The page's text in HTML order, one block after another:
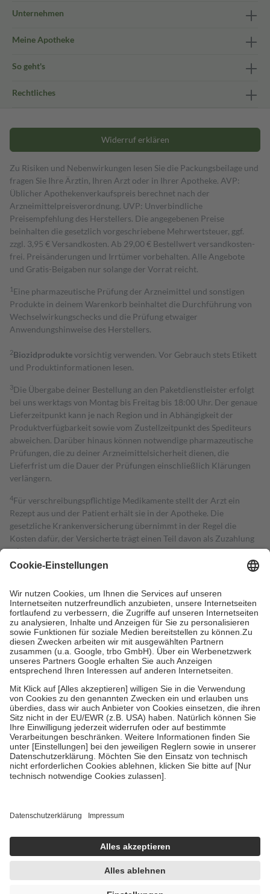
Unternehmen
Meine Apotheke
So geht's
Rechtliches
Widerruf erklären
Zu Risiken und Nebenwirkungen lesen Sie die Packungsbeilage und
fragen Sie Ihre Ärztin, Ihren Arzt oder in Ihrer Apotheke. AVP:
Üblicher Apothekenverkaufspreis berechnet nach der
Arzneimittelpreisverordnung. UVP: Unverbindliche
Preisempfehlung des Herstellers. Die angegebenen Preise
beinhalten die gesetzlich vorgeschriebene Mehrwertsteuer, ggf.
zzgl. 3,95 € Versandkosten. Ab 29,00 € Bestell­wert versand­kosten­
frei. Preisänderungen und Irrtümer vorbehalten. Alle Angebote
und Gratis-Beigaben nur solange der Vorrat reicht.
1 Eine pharmazeutische Prüfung der Arzneimittel und sonstigen
Produkte in deinem Warenkorb beinhaltet die Durchführung von
Wechselwirkungschecks und die Prüfung etwaiger
Anwendungshinweise des Herstellers.
2Biozidproduktevorsichtig verwenden. Vor Gebrauch stets Etikett
und Produktinformationen lesen.
3Die Übergabe deiner Bestellung an den Paketdienstleister erfolgt
bei uns werktags von Montag bis Freitag bis 18:00 Uhr. Der genaue
Lieferzeitpunkt kann je nach Region und in Abhängigkeit der
Produktverfügbarkeit sowie vom Zustellzeitpunkt des Spediteurs
abweichen. Darüber hinaus können notwendige pharmazeutische
Prüfungen, die zu deiner Arzneimittelsicherheit dienen, die
Lieferfrist um die Dauer der Prüfungen einschließlich Klärungen
verlängern.
4Für verschreibungspflichtige Medikamente stellt der Arzt ein
Rezept aus und der Patient erhält sie in der Apotheke. Die
gesetzliche Krankenversicherung übernimmt in der Regel die
Kosten dafür, der Versicherte trägt einen Teil davon als Zuzahlung
mit.
Grundsätzlich leisten Mitglieder Zuzahlungen in Höhe von zehn
höchstens zehn Euro.
Es sind jedoch nie mehr als die tatsächlichen
Kosten der Leistung zu entrichten.
Diese Regeln gelten grundsätzlich auch für Online-Apotheken.
Bei Heilmitteln und häuslicher Krankenpflege beträgt die
Zuzahlung zehn Prozent der Kosten sowie zehn Euro je
Verordnung.
Um das Engagement der Versicherten für ihre eigene Gesundheit zu
stärken und die besondere Stellung der Familie zu unterstützen,
fallenkeine Zuzahlungenan bei:
• Kindern und Jugendlichen bis zum vollendeten 18. Lebensjahr
mit Ausnahme der Fahrkosten
• Untersuchungen zur Vorsorge und Früherkennung, die von der
GKV getragen werden
• empfohlenen Schutzimpfungen
• Harn- und Blutteststreifen
getroffen, um sicherzustellen, dass es sich um echte Bewertungen
https://help.etrusted.com/hc/de/articles/4419944605341
Einige Bilder und Inhalte wurden unter Zuhilfenahme künstlicher